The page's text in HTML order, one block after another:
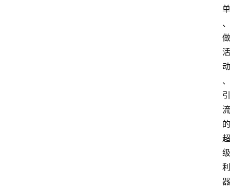
单
、
做
活
动
、
引
流
的
超
级
利
器